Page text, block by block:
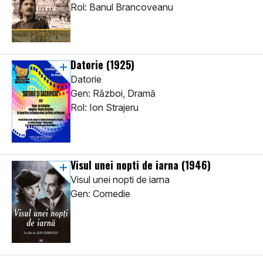
Rol: Banul Brancoveanu
Datorie (1925)
Datorie
Gen: Război, Dramă
Rol: Ion Strajeru
Visul unei nopti de iarna (1946)
Visul unei nopti de iarna
Gen: Comedie